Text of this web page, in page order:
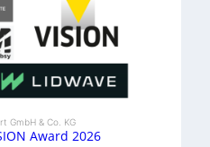
GmbH & Co. KG
Award 2026